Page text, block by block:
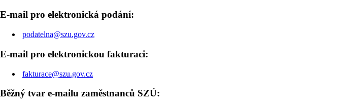
E-mail pro elektronická podání:
podatelna@szu.gov.cz
E-mail pro elektronickou fakturaci:
fakturace@szu.gov.cz
Běžný tvar e-mailu zaměstnanců SZÚ: